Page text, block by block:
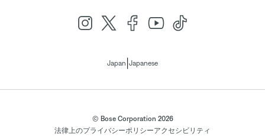
Japan Japanese
© Bose Corporation 2026
法律上のプライバシーポリシーアクセシビリティ